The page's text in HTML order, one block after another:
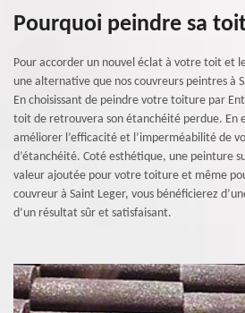
Pourquoi peindre sa
Pour accorder un nouvel éclat à votre toit et
une alternative que nos couvreurs peintres à
En choisissant de peindre votre toiture par
toit de retrouvera son étanchéité perdue. En
améliorer l’efficacité et l’imperméabilité de
d’étanchéité. Coté esthétique, une peinture
valeur ajoutée pour votre toiture et même
couvreur à Saint Leger, vous bénéficierez
d’un résultat sûr et satisfaisant.